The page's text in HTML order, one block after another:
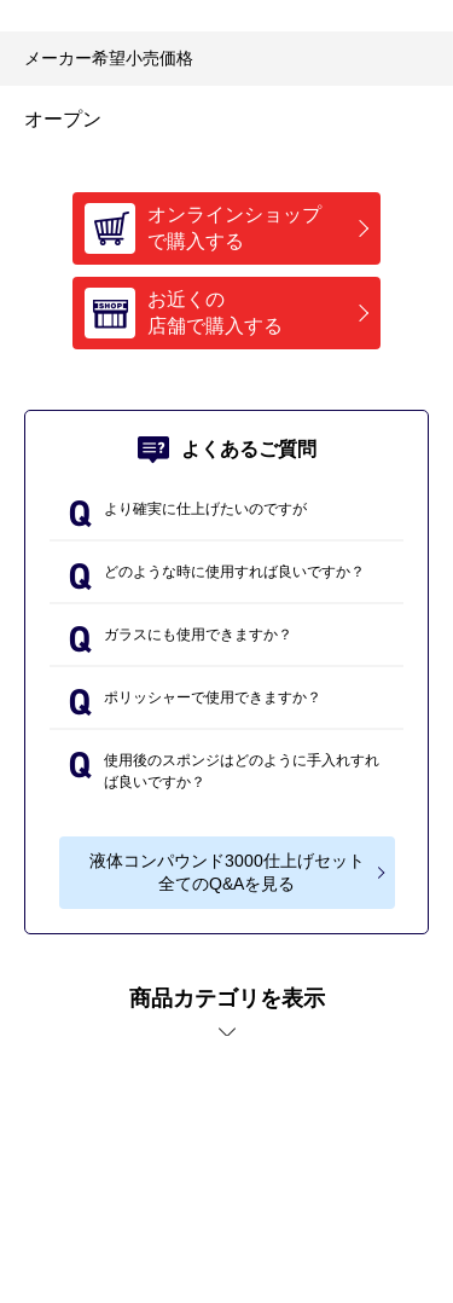
メーカー希望小売価格
オープン
オンラインショップ
で購入する
お近くの
店舗で購入する
よくあるご質問
より確実に仕上げたいのですが
どのような時に使用すれば良いですか？
ガラスにも使用できますか？
ポリッシャーで使用できますか？
使用後のスポンジはどのように手入れすれ
ば良いですか？
液体コンパウンド3000仕上げセット
全てのQ&Aを見る
商品カテゴリを表示